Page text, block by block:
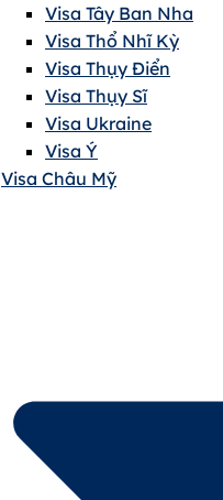
Visa Tây Ban Nha
Visa Thổ Nhĩ Kỳ
Visa Thụy Điển
Visa Thụy Sĩ
Visa Ukraine
Visa Ý
Visa Châu Mỹ